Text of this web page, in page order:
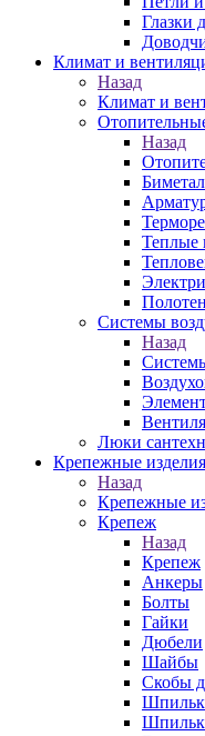
Глазки
Климат и
Назад
Климат и
Назад
Теплые
Системы
Назад
Люки
Крепежные изделия
Назад
Крепежные
Крепеж
Назад
Крепеж
Анкеры
Болты
Гайки
Дюбели
Шайбы
Скобы